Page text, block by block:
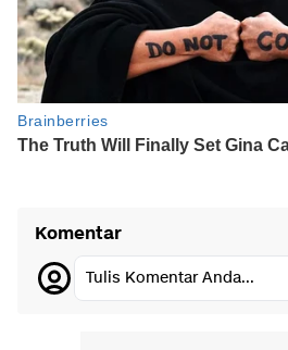
Komentar
Tulis Komentar Anda...